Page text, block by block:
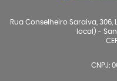
Rua Conselheiro Saraiva,
local) -
CNPJ: